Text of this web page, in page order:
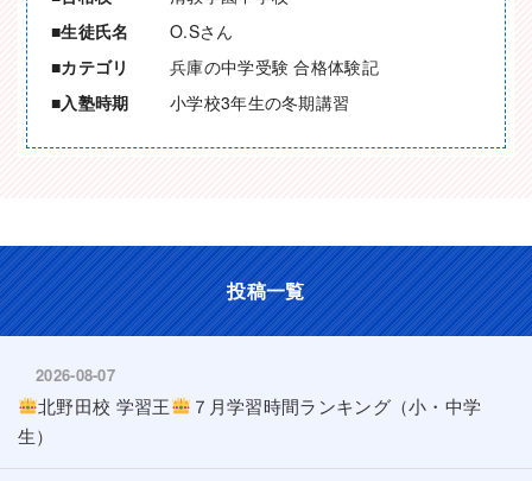
生徒氏名
O.Sさん
カテゴリ
兵庫の中学受験 合格体験記
入塾時期
小学校3年生の冬期講習
投稿一覧
2026-08-07
北野田校 学習王
７月学習時間ランキング（小・中学
生）